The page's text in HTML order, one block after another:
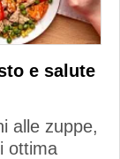
e salute
alle zuppe,
ottima